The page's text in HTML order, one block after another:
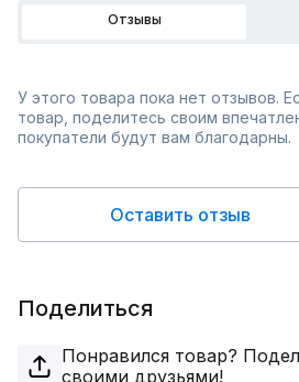
Отзывы
У этого товара пока нет отзывов.
товар, поделитесь своим
покупатели будут вам благодарны.
Оставить отзыв
Поделиться
Понравился товар?
своими друзьями!